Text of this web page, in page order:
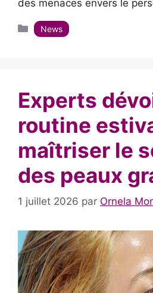
des menaces envers le
Catégories
News
Experts
routine
maîtriser le
des peaux
1 juillet 2026 par Ornela